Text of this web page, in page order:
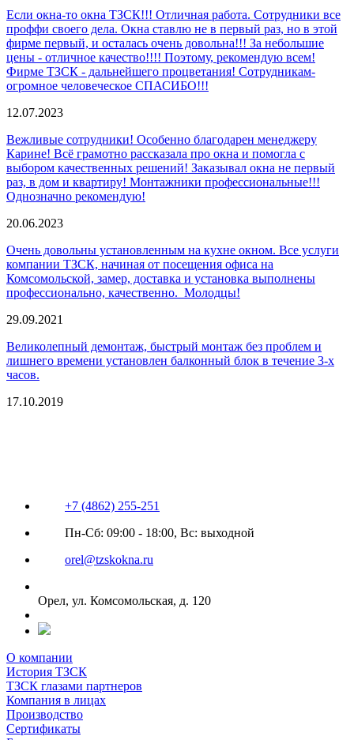
Если окна-то окна ТЗСК!!! Отличная работа. Сотрудники все
проффи своего дела. Окна ставлю не в первый раз, но в этой
фирме первый, и осталась очень довольна!!! За небольшие
цены - отличное качество!!!! Поэтому, рекомендую всем!
Фирме ТЗСК - дальнейшего процветания! Сотрудникам-
огромное человеческое СПАСИБО!!!
12.07.2023
Вежливые сотрудники! Особенно благодарен менеджеру
Карине! Всё грамотно рассказала про окна и помогла с
выбором качественных решений! Заказывал окна не первый
раз, в дом и квартиру! Монтажники профессиональные!!!
Однозначно рекомендую!
20.06.2023
Очень довольны установленным на кухне окном. Все услуги
компании ТЗСК, начиная от посещения офиса на
Комсомольской, замер, доставка и установка выполнены
профессионально, качественно. Молодцы!
29.09.2021
Великолепный демонтаж, быстрый монтаж без проблем и
лишнего времени установлен балконный блок в течение 3-х
часов.
17.10.2019
+7 (4862) 255-251
Пн-Сб: 09:00 - 18:00, Вс: выходной
orel@tzskokna.ru
Орел, ул. Комсомольская, д. 120
О компании
История ТЗСК
ТЗСК глазами партнеров
Компания в лицах
Производство
Сертификаты